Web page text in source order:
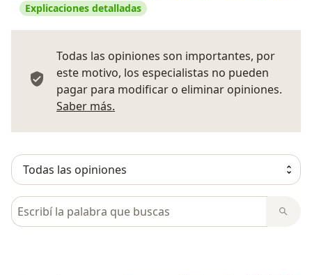
Explicaciones detalladas
Todas las opiniones son importantes, por
este motivo, los especialistas no pueden
pagar para modificar o eliminar opiniones.
Saber más.
Busca en opiniones